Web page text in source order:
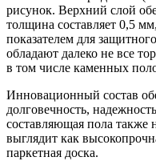
рисунок. Верхний слой
толщина составляет 0,5
показателем для
обладают далеко не все
в том числе каменных
Инновационный состав
долговечность,
составляющая пола
выглядит как
паркетная доска.